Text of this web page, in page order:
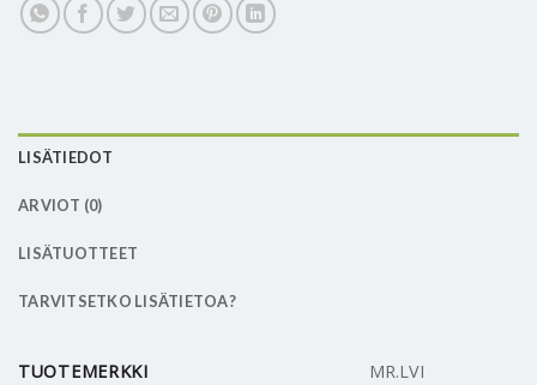
LISÄTIEDOT
ARVIOT (0)
LISÄTUOTTEET
TARVITSETKO LISÄTIETOA?
TUOTEMERKKI MR.LVI